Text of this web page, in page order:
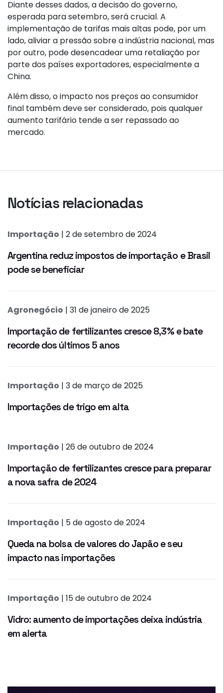
Diante desses dados, a decisão do governo,
esperada para setembro, será crucial. A
implementação de tarifas mais altas pode, por um
lado, aliviar a pressão sobre a indústria nacional, mas
por outro, pode desencadear uma retaliação por
parte dos países exportadores, especialmente a
China.
Além disso, o impacto nos preços ao consumidor
final também deve ser considerado, pois qualquer
aumento tarifário tende a ser repassado ao
mercado.
Notícias relacionadas
Importação | 2 de setembro de 2024
Argentina reduz impostos de importação e Brasil
pode se beneficiar
Agronegócio | 31 de janeiro de 2025
Importação de fertilizantes cresce 8,3% e bate
recorde dos últimos 5 anos
Importação | 3 de março de 2025
Importações de trigo em alta
Importação | 26 de outubro de 2024
Importação de fertilizantes cresce para preparar
a nova safra de 2024
Importação | 5 de agosto de 2024
Queda na bolsa de valores do Japão e seu
impacto nas importações
Importação | 15 de outubro de 2024
Vidro: aumento de importações deixa indústria
em alerta